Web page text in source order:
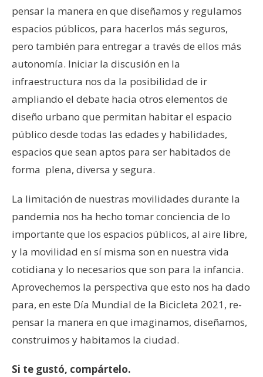
pensar la manera en que diseñamos y regulamos
espacios públicos, para hacerlos más seguros,
pero también para entregar a través de ellos más
autonomía. Iniciar la discusión en la
infraestructura nos da la posibilidad de ir
ampliando el debate hacia otros elementos de
diseño urbano que permitan habitar el espacio
público desde todas las edades y habilidades,
espacios que sean aptos para ser habitados de
forma plena, diversa y segura.
La limitación de nuestras movilidades durante la
pandemia nos ha hecho tomar conciencia de lo
importante que los espacios públicos, al aire libre,
y la movilidad en sí misma son en nuestra vida
cotidiana y lo necesarios que son para la infancia.
Aprovechemos la perspectiva que esto nos ha dado
para, en este Día Mundial de la Bicicleta 2021, re-
pensar la manera en que imaginamos, diseñamos,
construimos y habitamos la ciudad.
Si te gustó, compártelo.